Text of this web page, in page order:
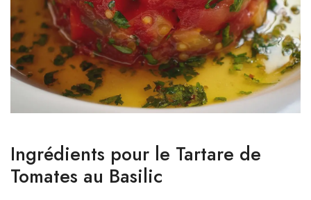
Ingrédients pour le Tartare de
Tomates au Basilic